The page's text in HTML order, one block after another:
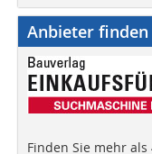
Anbieter finden
Finden Sie mehr als